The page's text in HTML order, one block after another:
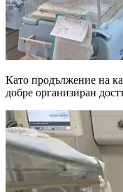
Като продължение на
добре организиран